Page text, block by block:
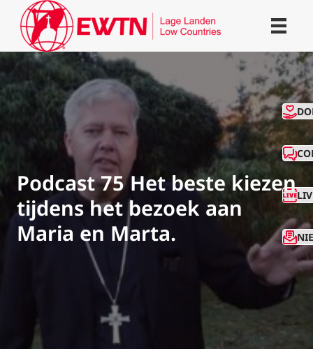
Podcast 75 Het beste kiezen
tijdens het bezoek aan
Maria en Marta.